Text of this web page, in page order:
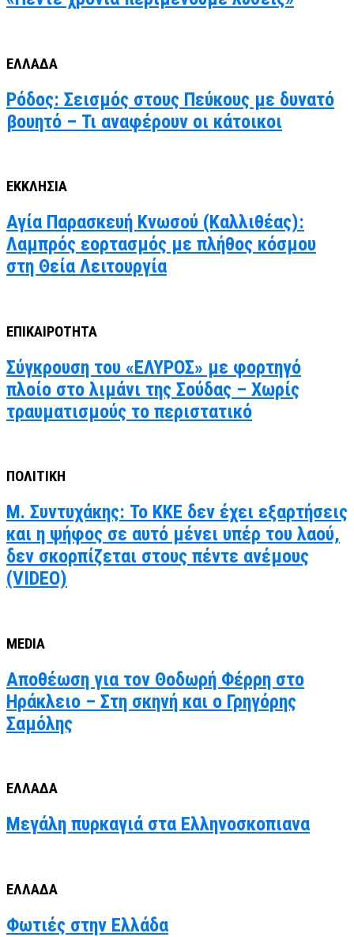
ΕΛΛΑΔΑ
Ρόδος: Σεισμός στους Πεύκους με δυνατό
βουητό – Τι αναφέρουν οι κάτοικοι
ΕΚΚΛΗΣΙΑ
Αγία Παρασκευή Κνωσού (Καλλιθέας):
Λαμπρός εορτασμός με πλήθος κόσμου
στη Θεία Λειτουργία
ΕΠΙΚΑΙΡΟΤΗΤΑ
Σύγκρουση του «ΕΛΥΡΟΣ» με φορτηγό
πλοίο στο λιμάνι της Σούδας – Χωρίς
τραυματισμούς το περιστατικό
ΠΟΛΙΤΙΚΗ
Μ. Συντυχάκης: Το ΚΚΕ δεν έχει εξαρτήσεις
και η ψήφος σε αυτό μένει υπέρ του λαού,
δεν σκορπίζεται στους πέντε ανέμους
(VIDEO)
MEDIA
Αποθέωση για τον Θοδωρή Φέρρη στο
Ηράκλειο – Στη σκηνή και ο Γρηγόρης
Σαμόλης
ΕΛΛΑΔΑ
Μεγάλη πυρκαγιά στα Ελληνοσκοπιανα
ΕΛΛΑΔΑ
Φωτιές στην Ελλάδα